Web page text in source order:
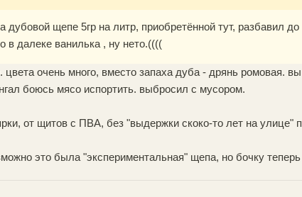
дубовой щепе 5гр на литр, приобретённой тут, разбавил
в далеке ванилька , ну нето.((((
. цвета очень много, вместо запаха дуба - дрянь ромовая.
боюсь мясо испортить. выбросил с мусором.
от щитов с ПВА, без "выдержки скоко-то лет на улице"
это была "экспериментальная" щепа, но бочку теперь